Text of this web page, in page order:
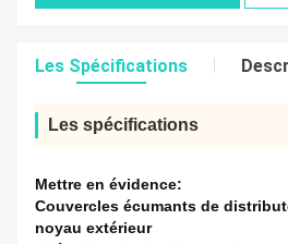
Les Spécifications
Les spécifications
Mettre en évidence:
Couvercles écumants de
noyau extérieur